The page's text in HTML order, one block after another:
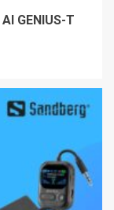
GENIUS-T